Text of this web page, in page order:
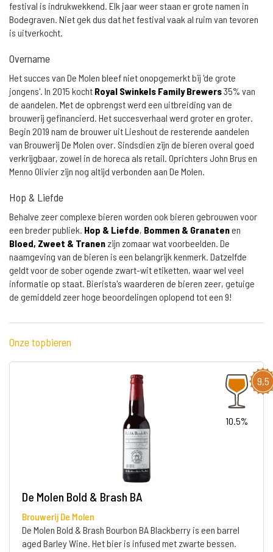
festival is indrukwekkend. Elk jaar weer staan er grote namen in
Bodegraven. Niet gek dus dat het festival vaak al ruim van tevoren
is uitverkocht.
Overname
Het succes van De Molen bleef niet onopgemerkt bij 'de grote
jongens'. In 2015 kocht Royal Swinkels Family Brewers35% van
de aandelen. Met de opbrengst werd een uitbreiding van de
brouwerij gefinancierd. Het succesverhaal werd groter en groter.
Begin 2019 nam de brouwer uit Lieshout de resterende aandelen
van Brouwerij De Molen over. Sindsdien zijn de bieren overal goed
verkrijgbaar, zowel in de horeca als retail. Oprichters John Brus en
Menno Olivier zijn nog altijd verbonden aan De Molen.
Hop & Liefde
Behalve zeer complexe bieren worden ook bieren gebrouwen voor
een breder publiek. Hop & Liefde, Bommen & Granatenen
Bloed, Zweet & Tranen zijn zomaar wat voorbeelden. De
naamgeving van de bieren is een belangrijk kenmerk. Datzelfde
geldt voor de sober ogende zwart-wit etiketten, waar wel veel
informatie op staat. Bierista's waarderen de bieren zeer, getuige
de gemiddeld zeer hoge beoordelingen oplopend tot een 9!
Onze topbieren
9,5
10.5%
De Molen Bold & Brash BA
Brouwerij De Molen
De Molen Bold & Brash Bourbon BA Blackberry is een barrel
aged Barley Wine. Het bier is infused met zwarte bessen.